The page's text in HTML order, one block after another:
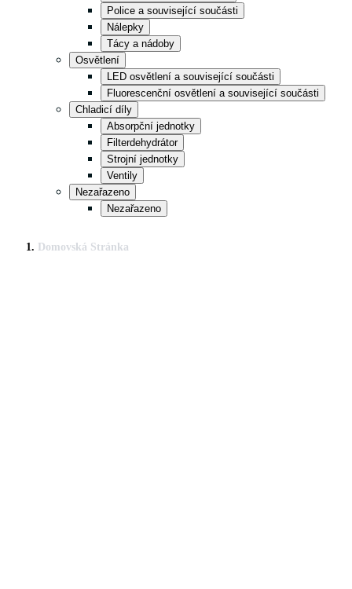
Police a související součásti
Nálepky
Tácy a nádoby
Osvětlení
LED osvětlení a související součásti
Fluorescenční osvětlení a související součásti
Chladicí díly
Absorpční jednotky
Filterdehydrátor
Strojní jednotky
Ventily
Nezařazeno
Nezařazeno
Domovská Stránka